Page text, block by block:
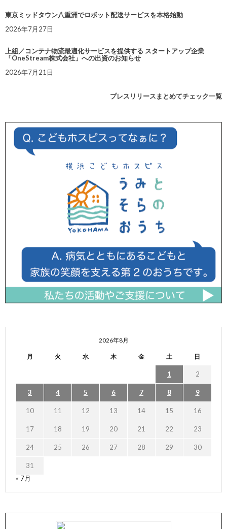
東京ミッドタウン八重洲でロボット配送サービスを本格始動
2026年7月27日
上組／コンテナ物流最適化サービスを提供する スタートアップ企業
「OneStream株式会社」への出資のお知らせ
2026年7月21日
プレスリリースまとめてチェック一覧
2026年8月
月 火 水 木 金 土 日
1 2
3 4 5 6 7 8 9
10 11 12 13 14 15 16
17 18 19 20 21 22 23
24 25 26 27 28 29 30
31
« 7月